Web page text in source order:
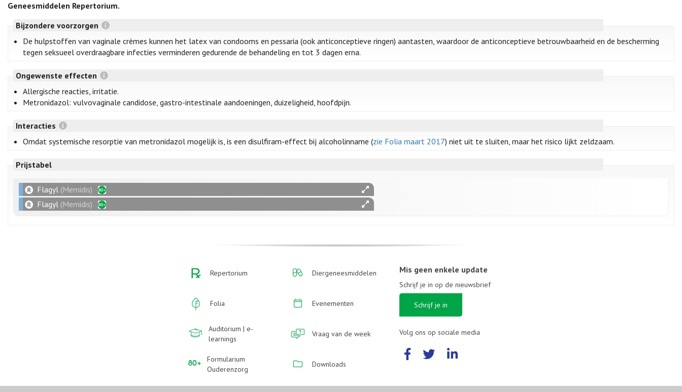
Geneesmiddelen Repertorium.
Bijzondere voorzorgen
De hulpstoffen van vaginale crèmes kunnen het latex van condooms en pessaria (ook anticonceptieve ringen) aantasten, waardoor de anticonceptieve betrouwbaarheid en de bescherming
tegen seksueel overdraagbare infecties verminderen gedurende de behandeling en tot 3 dagen erna.
Ongewenste effecten
Allergische reacties, irritatie.
Metronidazol: vulvovaginale candidose, gastro-intestinale aandoeningen, duizeligheid, hoofdpijn.
Interacties
Omdat systemische resorptie van metronidazol mogelijk is, is een disulfiram-effect bij alcoholinname (zie Folia maart 2017) niet uit te sluiten, maar het risico lijkt zeldzaam.
Prijstabel
Flagyl (Memidis)
Flagyl (Memidis)
Repertorium
Folia
Auditorium | e-
learnings
Formularium
Ouderenzorg
Diergeneesmiddelen
Evenementen
Vraag van de week
Downloads
Mis geen enkele update
Schrijf je in op de nieuwsbrief
Schrijf je in
Volg ons op sociale media